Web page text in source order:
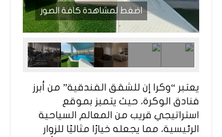
اضغط لمشاهدة كافة الصور
يعتبر “وكرا إن للشقق الفندقية” من أبرز
فنادق الوكرة، حيث يتميز بموقع
استراتيجي قريب من المعالم السياحية
الرئيسية، مما يجعله خيارًا مثاليًا للزوار